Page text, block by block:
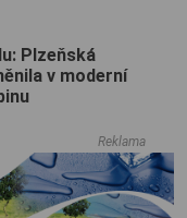
Plzeňská
v moderní
Reklama